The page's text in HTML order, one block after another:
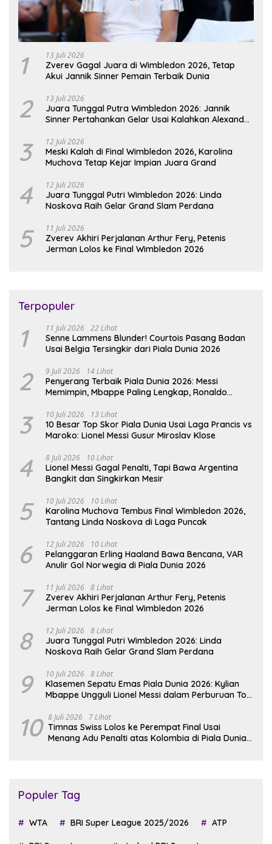
1 13 Juli 2026
Zverev Gagal Juara di Wimbledon 2026, Tetap
Akui Jannik Sinner Pemain Terbaik Dunia
2 13 Juli 2026
Juara Tunggal Putra Wimbledon 2026: Jannik
Sinner Pertahankan Gelar Usai Kalahkan Alexander
3 12 Juli 2026
Meski Kalah di Final Wimbledon 2026, Karolina
Muchova Tetap Kejar Impian Juara Grand
4 12 Juli 2026
Juara Tunggal Putri Wimbledon 2026: Linda
Noskova Raih Gelar Grand Slam Perdana
5 11 Juli 2026
Zverev Akhiri Perjalanan Arthur Fery, Petenis
Jerman Lolos ke Final Wimbledon 2026
Terpopuler
1 11 Juli 2026 22 Lihat
Senne Lammens Blunder! Courtois Pasang Badan
Usai Belgia Tersingkir dari Piala Dunia 2026
2 9 Juli 2026 14 Lihat
Penyerang Terbaik Piala Dunia 2026: Messi
Memimpin, Mbappe Paling Lengkap, Ronaldo
3 10 Juli 2026 13 Lihat
10 Besar Top Skor Piala Dunia Usai Laga Prancis vs
Maroko: Lionel Messi Gusur Miroslav Klose
4 8 Juli 2026 10 Lihat
Lionel Messi Gagal Penalti, Tapi Bawa Argentina
Bangkit dan Singkirkan Mesir
5 10 Juli 2026 10 Lihat
Karolina Muchova Tembus Final Wimbledon 2026,
Tantang Linda Noskova di Laga Puncak
6 12 Juli 2026 10 Lihat
Pelanggaran Erling Haaland Bawa Bencana, VAR
Anulir Gol Norwegia di Piala Dunia 2026
7 11 Juli 2026 8 Lihat
Zverev Akhiri Perjalanan Arthur Fery, Petenis
Jerman Lolos ke Final Wimbledon 2026
8 12 Juli 2026 8 Lihat
Juara Tunggal Putri Wimbledon 2026: Linda
Noskova Raih Gelar Grand Slam Perdana
9 10 Juli 2026 8 Lihat
Klasemen Sepatu Emas Piala Dunia 2026: Kylian
Mbappe Ungguli Lionel Messi dalam Perburuan Top
10 8 Juli 2026 7 Lihat
Timnas Swiss Lolos ke Perempat Final Usai
Menang Adu Penalti atas Kolombia di Piala Dunia
Populer Tag
WTA BRI Super League 2025/2026 ATP